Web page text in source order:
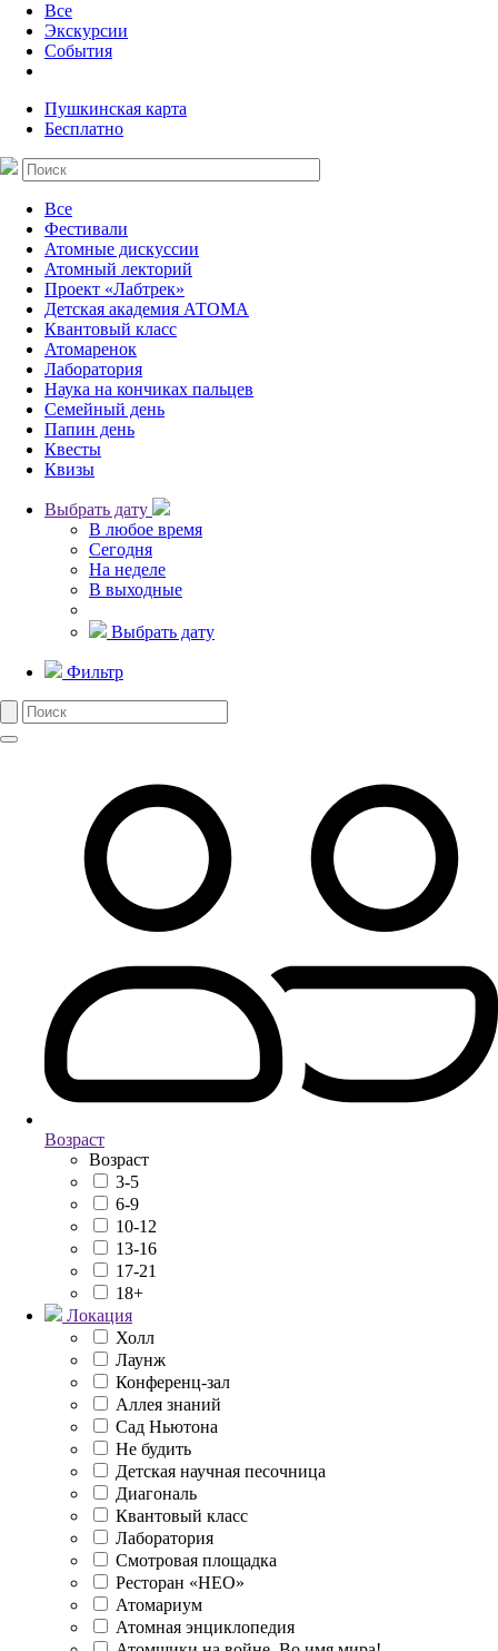
Все
Экскурсии
События
Пушкинская карта
Бесплатно
Все
Фестивали
Атомные дискуссии
Атомный лекторий
Проект «Лабтрек»
Детская академия АТОМА
Квантовый класс
Атомаренок
Лаборатория
Наука на кончиках пальцев
Семейный день
Папин день
Квесты
Квизы
Выбрать дату
В любое время
Сегодня
На неделе
В выходные
Выбрать дату
Фильтр
Возраст
Возраст
3-5
6-9
10-12
13-16
17-21
18+
Локация
Холл
Лаунж
Конференц-зал
Аллея знаний
Сад Ньютона
Не будить
Детская научная песочница
Диагональ
Квантовый класс
Лаборатория
Смотровая площадка
Ресторан «НЕО»
Атомариум
Атомная энциклопедия